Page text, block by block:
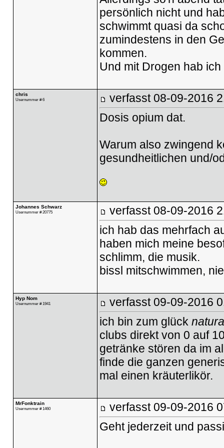
persönlich nicht und
schwimmt quasi da
zumindestens in den
kommen.
Und mit Drogen hab
chris
Usernummer # 6 verfasst 08-09-2016
Dosis opium dat.
Warum also zwingend
gesundheitlichen und/
Johannes Schwarz
Usernummer # 20775 verfasst 08-09-2016
ich hab das mehrfach
haben mich meine
schlimm, die musik.
bissl mitschwimmen,
Hyp Nom
Usernummer # 1941 verfasst 09-09-2016
ich bin zum glück
clubs direkt von 0 auf
getränke stören da im
finde die ganzen
mal einen kräuterlikör.
MrFonktrain
Usernummer # 1460 verfasst 09-09-2016
Geht jederzeit und